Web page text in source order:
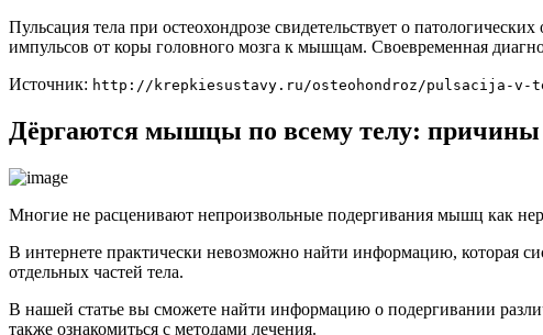
Пульсация тела при остеохондрозе свидетельствует о
импульсов от коры головного мозга к мышцам. Своевременная
Источник: http://krepkiesustavy.ru/osteohondroz/pulsacija-v-
Дёргаются мышцы по всему телу: причины
Многие не расценивают непроизвольные подергивания мышц как
В интернете практически невозможно найти информацию, которая
отдельных частей тела.
В нашей статье вы сможете найти информацию о подергивании
также ознакомиться с методами лечения.